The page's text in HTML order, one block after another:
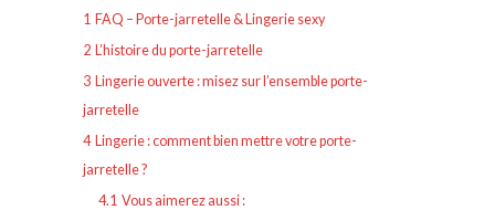
1 FAQ – Porte-jarretelle & Lingerie sexy
2 L’histoire du porte-jarretelle
3
Lingerie ouverte : misez sur l’ensemble porte-
jarretelle
4
Lingerie : comment bien mettre votre porte-
jarretelle ?
4.1 Vous aimerez aussi :